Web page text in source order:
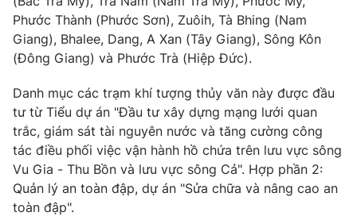
Nhân vật
Khán giả
Giải sao mai
Điện ảnh
Âm nhạc
Sao
Đời sống
Du lịch
Chất lượng cuộc sống
Giáo dục
Tuyển sinh
Học trực tuyến
Công nghệ
Hitech Công nghệ tương lai
Sản phẩm
Thị trường
Giao lưu trực tuyến
Lịch phát sóng
Phước Thành (Phước Sơn), Zuôih, Tà Bhing (Nam
Giang), Bhalee, Dang, A Xan (Tây Giang), Sông Kôn
(Đông Giang) và Phước Trà (Hiệp Đức).
Danh mục các trạm khí tượng thủy văn này được đầu
tư từ Tiểu dự án "Đầu tư xây dựng mạng lưới quan
trắc, giám sát tài nguyên nước và tăng cường công
tác điều phối việc vận hành hồ chứa trên lưu vực sông
Vu Gia - Thu Bồn và lưu vực sông Cả". Hợp phần 2:
Quản lý an toàn đập, dự án "Sửa chữa và nâng cao an
toàn đập".